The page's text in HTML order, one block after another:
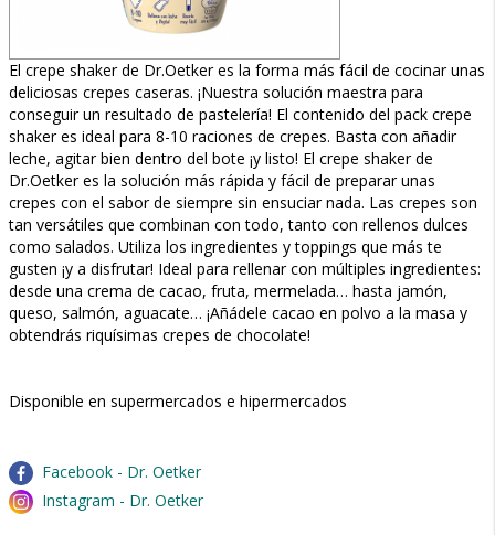
El crepe shaker de Dr.Oetker es la forma más fácil de cocinar unas
deliciosas crepes caseras. ¡Nuestra solución maestra para
conseguir un resultado de pastelería! El contenido del pack crepe
shaker es ideal para 8-10 raciones de crepes. Basta con añadir
leche, agitar bien dentro del bote ¡y listo! El crepe shaker de
Dr.Oetker es la solución más rápida y fácil de preparar unas
crepes con el sabor de siempre sin ensuciar nada. Las crepes son
tan versátiles que combinan con todo, tanto con rellenos dulces
como salados. Utiliza los ingredientes y toppings que más te
gusten ¡y a disfrutar! Ideal para rellenar con múltiples ingredientes:
desde una crema de cacao, fruta, mermelada… hasta jamón,
queso, salmón, aguacate… ¡Añádele cacao en polvo a la masa y
obtendrás riquísimas crepes de chocolate!
Disponible en supermercados e hipermercados
Facebook - Dr. Oetker
Instagram - Dr. Oetker